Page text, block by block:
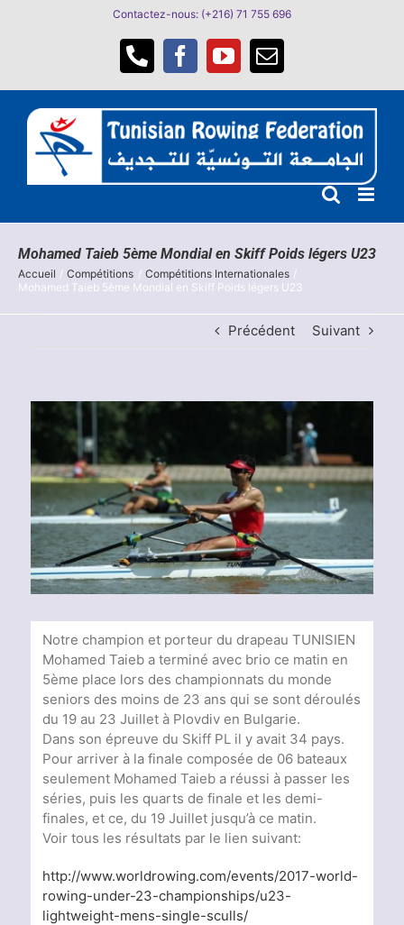
Contactez-nous: (+216) 71 755 696
Téléphone
Facebook
YouTube
Email
Mohamed Taieb 5ème Mondial en Skiff Poids légers U23
Accueil Compétitions
Compétitions Internationales
Mohamed Taieb 5ème Mondial en Skiff Poids légers U23
Précédent Suivant
l'image
agrandie
Notre champion et porteur du drapeau TUNISIEN
Mohamed Taieb a terminé avec brio ce matin en
5ème place lors des championnats du monde
seniors des moins de 23 ans qui se sont déroulés
du 19 au 23 Juillet à Plovdiv en Bulgarie.
Dans son épreuve du Skiff PL il y avait 34 pays.
Pour arriver à la finale composée de 06 bateaux
seulement Mohamed Taieb a réussi à passer les
séries, puis les quarts de finale et les demi-
finales, et ce, du 19 Juillet jusqu’à ce matin.
Voir tous les résultats par le lien suivant:
http://www.worldrowing.com/events/2017-world-
rowing-under-23-championships/u23-
lightweight-mens-single-sculls/